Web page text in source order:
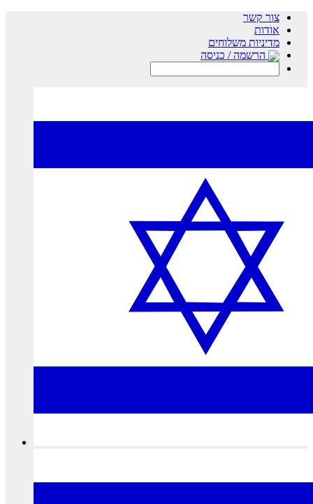
צור קשר
אודות
מדיניות משלוחים
הרשמה / כניסה